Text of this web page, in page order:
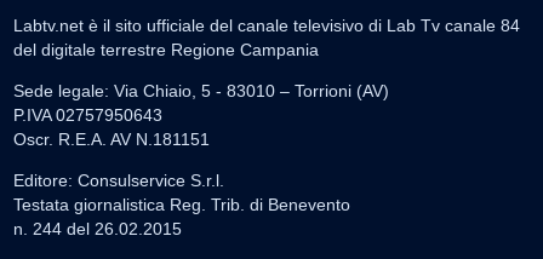
Labtv.net è il sito ufficiale del canale televisivo di Lab Tv canale 84
del digitale terrestre Regione Campania
Sede legale: Via Chiaio, 5 - 83010 – Torrioni (AV)
P.IVA 02757950643
Oscr. R.E.A. AV N.181151
Editore: Consulservice S.r.l.
Testata giornalistica Reg. Trib. di Benevento
n. 244 del 26.02.2015